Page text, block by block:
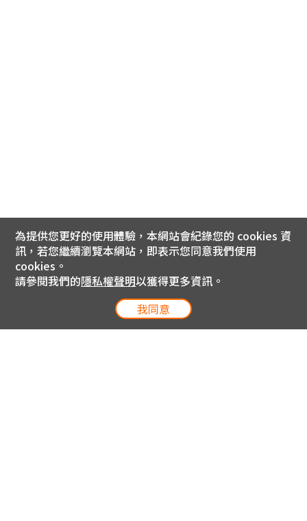
為提供您更好的使用體驗，本網站會紀錄您的 cookies 資
訊，若您繼續瀏覽本網站，即表示您同意我們使用
cookies。
請參閱我們的隱私權聲明以獲得更多資訊。
我同意